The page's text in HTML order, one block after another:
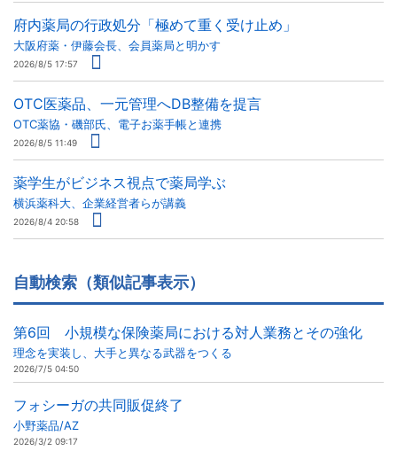
府内薬局の行政処分「極めて重く受け止め」
大阪府薬・伊藤会長、会員薬局と明かす
2026/8/5 17:57
OTC医薬品、一元管理へDB整備を提言
OTC薬協・磯部氏、電子お薬手帳と連携
2026/8/5 11:49
薬学生がビジネス視点で薬局学ぶ
横浜薬科大、企業経営者らが講義
2026/8/4 20:58
自動検索（類似記事表示）
第6回 小規模な保険薬局における対人業務とその強化
理念を実装し、大手と異なる武器をつくる
2026/7/5 04:50
フォシーガの共同販促終了
小野薬品/AZ
2026/3/2 09:17